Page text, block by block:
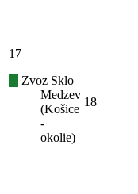
17
Zvoz Sklo
Medzev
(Košice
-
okolie)
18